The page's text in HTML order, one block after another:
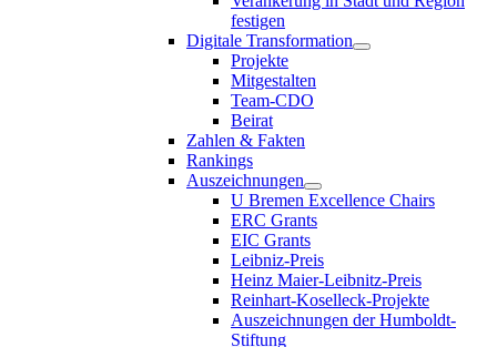
festigen
Digitale Transformation
Projekte
Mitgestalten
Team-CDO
Beirat
Zahlen & Fakten
Rankings
Auszeichnungen
U Bremen Excellence Chairs
ERC Grants
EIC Grants
Leibniz-Preis
Heinz Maier-Leibnitz-Preis
Reinhart-Koselleck-Projekte
Auszeichnungen der Humboldt-
Stiftung